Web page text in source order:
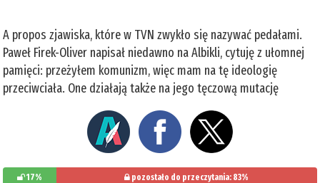
A propos zjawiska, które w TVN zwykło się nazywać pedałami.
Paweł Firek-Oliver napisał niedawno na Albikli, cytuję z ułomnej
pamięci: przeżyłem komunizm, więc mam na tę ideologię
przeciwciała. One działają także na jego tęczową mutację
17% pozostało do przeczytania: 83%